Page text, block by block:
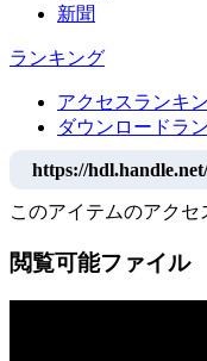
新聞
ランキング
アクセスランキ
ダウンロードラ
https://
このアイテムのアクセ
閲覧可能ファイル